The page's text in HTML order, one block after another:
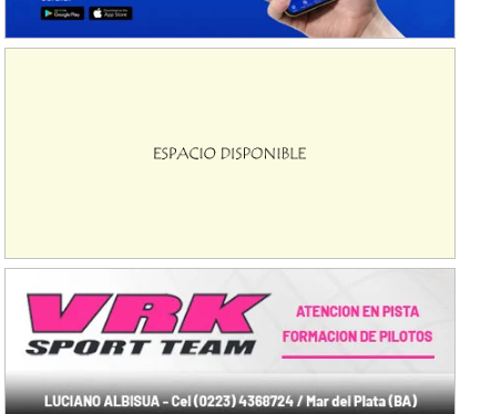
KDO - F6
Parque de la Velocidad (Asfalto)
Victoria (Entre Ríos)
PATAGONICO - F6
Moto Club Reginense (Tierra)
Gral. E. Godoy (Río Negro)
CSK - F7
Juventud Unida (Tierra)